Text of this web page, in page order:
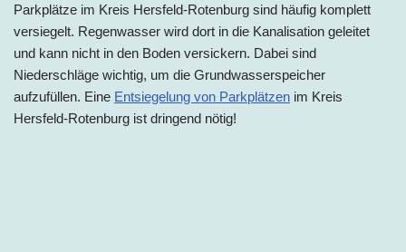
Parkplätze im Kreis Hersfeld-Rotenburg sind häufig komplett
versiegelt. Regenwasser wird dort in die Kanalisation geleitet
und kann nicht in den Boden versickern. Dabei sind
Niederschläge wichtig, um die Grundwasserspeicher
aufzufüllen. Eine Entsiegelung von Parkplätzen im Kreis
Hersfeld-Rotenburg ist dringend nötig!